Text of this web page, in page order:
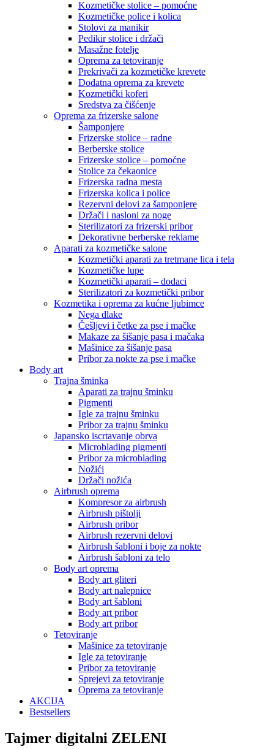
Kozmetičke stolice – pomoćne
Kozmetičke police i kolica
Stolovi za manikir
Pedikir stolice i držači
Masažne fotelje
Oprema za tetoviranje
Prekrivači za kozmetičke krevete
Dodatna oprema za krevete
Kozmetički koferi
Sredstva za čišćenje
Oprema za frizerske salone
Šamponjere
Frizerske stolice – radne
Berberske stolice
Frizerske stolice – pomoćne
Stolice za čekaonice
Frizerska radna mesta
Frizerska kolica i police
Rezervni delovi za šamponjere
Držači i nasloni za noge
Sterilizatori za frizerski pribor
Dekorativne berberske reklame
Aparati za kozmetičke salone
Kozmetički aparati za tretmane lica i tela
Kozmetičke lupe
Kozmetički aparati – dodaci
Sterilizatori za kozmetički pribor
Kozmetika i oprema za kućne ljubimce
Nega dlake
Češljevi i četke za pse i mačke
Makaze za šišanje pasa i mačaka
Mašinice za šišanje pasa
Pribor za nokte za pse i mačke
Body art
Trajna šminka
Aparati za trajnu šminku
Pigmenti
Igle za trajnu šminku
Pribor za trajnu šminku
Japansko iscrtavanje obrva
Microblading pigmenti
Pribor za microblading
Nožići
Držači nožića
Airbrush oprema
Kompresor za airbrush
Airbrush pištolji
Airbrush pribor
Airbrush rezervni delovi
Airbrush šabloni i boje za nokte
Airbrush šabloni za telo
Body art oprema
Body art gliteri
Body art nalepnice
Body art šabloni
Body art pribor
Body art pribor
Tetoviranje
Mašinice za tetoviranje
Igle za tetoviranje
Pribor za tetoviranje
Sprejevi za tetoviranje
Oprema za tetoviranje
AKCIJA
Bestsellers
Tajmer digitalni ZELENI